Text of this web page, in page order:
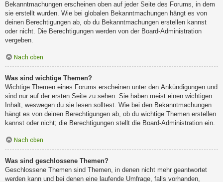
Bekanntmachungen erscheinen oben auf jeder Seite des Forums, in dem
sie erstellt wurden. Wie bei globalen Bekanntmachungen hängt es von
deinen Berechtigungen ab, ob du Bekanntmachungen erstellen kannst
oder nicht. Die Berechtigungen werden von der Board-Administration
vergeben.
Nach oben
Was sind wichtige Themen?
Wichtige Themen eines Forums erscheinen unter den Ankündigungen und
sind nur auf der ersten Seite zu sehen. Sie haben meist einen wichtigen
Inhalt, weswegen du sie lesen solltest. Wie bei den Bekanntmachungen
hängt es von deinen Berechtigungen ab, ob du wichtige Themen erstellen
kannst oder nicht; die Berechtigungen stellt die Board-Administration ein.
Nach oben
Was sind geschlossene Themen?
Geschlossene Themen sind Themen, in denen nicht mehr geantwortet
werden kann und bei denen eine laufende Umfrage, falls vorhanden,